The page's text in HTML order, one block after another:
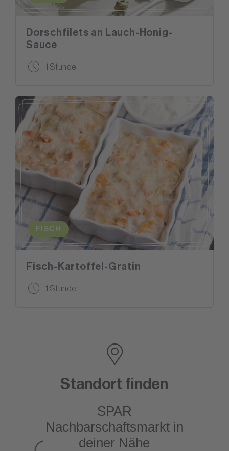
Dorschfilets an Lauch-Honig-
Sauce
1 Stunde
FISCH
Fisch-Kartoffel-Gratin
1 Stunde
Standort finden
SPAR
Nachbarschaftsmarktin
deiner Nähe